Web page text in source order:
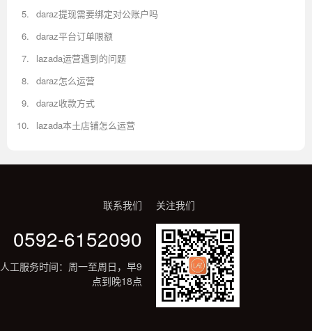
daraz提现需要绑定对公账户吗
daraz平台订单限额
lazada运营遇到的问题
daraz怎么运营
daraz收款方式
lazada本土店铺怎么运营
联系我们
0592-6152090
人工服务时间：周一至周日，早9
点到晚18点
关注我们